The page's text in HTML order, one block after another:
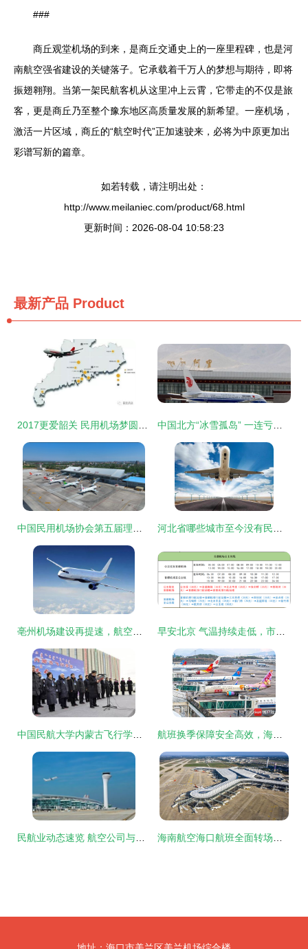
###
商丘观堂机场的到来，是商丘交通史上的一座里程碑，也是河
南航空强省建设的关键落子。它承载着千万人的梦想与期待，即将
振翅翱翔。当第一架民航客机从这里冲上云霄，它带走的不仅是旅
客，更是商丘乃至整个豫东地区高质量发展的新希望。一座机场，
激活一片区域，商丘的“航空时代”正加速驶来，必将为中原更加出
彩谱写新的篇章。
如若转载，请注明出处：
http://www.meilaniec.com/product/68.html
更新时间：2026-08-04 10:58:23
最新产品 Product